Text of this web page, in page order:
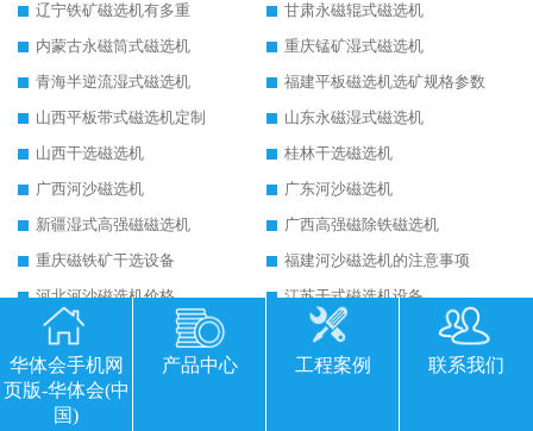
辽宁铁矿磁选机有多重
甘肃永磁辊式磁选机
内蒙古永磁筒式磁选机
重庆锰矿湿式磁选机
青海半逆流湿式磁选机
福建平板磁选机选矿规格参数
山西平板带式磁选机定制
山东永磁湿式磁选机
山西干选磁选机
桂林干选磁选机
广西河沙磁选机
广东河沙磁选机
新疆湿式高强磁磁选机
广西高强磁除铁磁选机
重庆磁铁矿干选设备
福建河沙磁选机的注意事项
河北河沙磁选机价格
江苏干式磁选机设备
广东1530平板磁选机
福建平板带式磁选机定制
河北钛尾矿湿式磁选机
广西锰矿湿式磁选机
贵州铁矿磁选机价格
华体会手机网
页版-华体会(中
国)
产品中心 工程案例 联系我们